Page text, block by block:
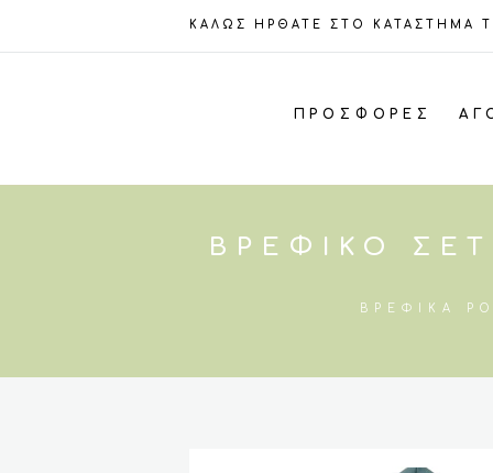
ΚΑΛΩΣ ΗΡΘΑΤΕ ΣΤΟ ΚΑΤΑΣΤΗΜΑ
ΠΡΟΣΦΟΡΈΣ
ΒΡΕΦΙΚΌ
ΒΡΕΦΙΚΆ